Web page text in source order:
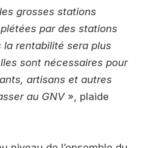
grosses stations
par des stations
rentabilité sera plus
sont nécessaires pour
artisans et autres
au GNV», plaide